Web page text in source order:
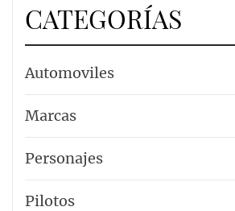
CATEGORÍAS
Automoviles
Marcas
Personajes
Pilotos